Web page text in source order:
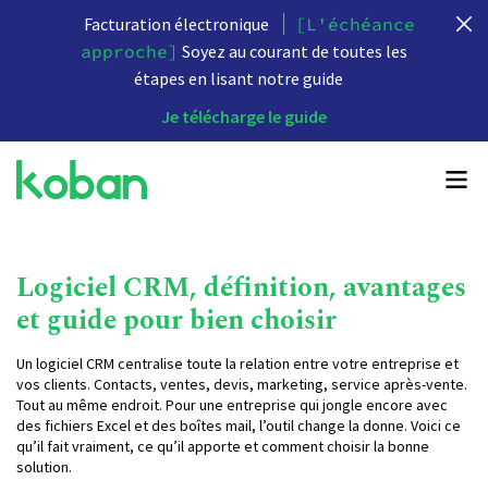
Facturation électronique
[L'échéance
approche] Soyez au courant de toutes les
étapes en lisant notre guide
Je télécharge le guide
Logiciel CRM, définition, avantages
et guide pour bien choisir
Un logiciel CRM centralise toute la relation entre votre entreprise et
vos clients. Contacts, ventes, devis, marketing, service après-vente.
Tout au même endroit. Pour une entreprise qui jongle encore avec
des fichiers Excel et des boîtes mail, l’outil change la donne. Voici ce
qu’il fait vraiment, ce qu’il apporte et comment choisir la bonne
solution.